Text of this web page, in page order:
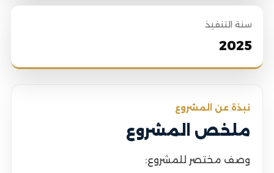
سنة التنفيذ
2025
نبذة عن المشروع
ملخص المشروع
وصف مختصر للمشروع: